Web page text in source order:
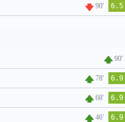
90' 6.5
90'
78' 6.9
68' 6.9
46' 6.9